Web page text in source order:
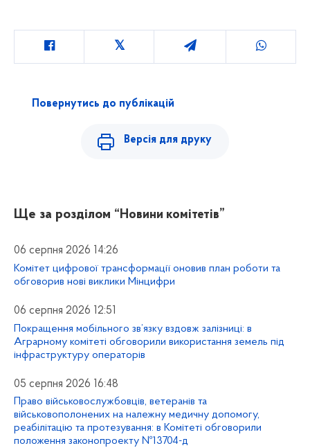
Повернутись до публікацій
Версія для друку
Ще за розділом “Новини комітетів”
06 серпня 2026 14:26
Комітет цифрової трансформації оновив план роботи та
обговорив нові виклики Мінцифри
06 серпня 2026 12:51
Покращення мобільного зв’язку вздовж залізниці: в
Аграрному комітеті обговорили використання земель під
інфраструктуру операторів
05 серпня 2026 16:48
Право військовослужбовців, ветеранів та
військовополонених на належну медичну допомогу,
реабілітацію та протезування: в Комітеті обговорили
положення законопроекту №13704-д